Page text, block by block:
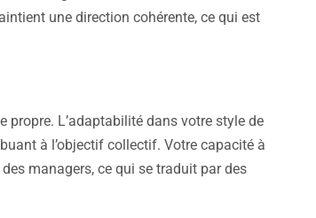
une direction cohérente, ce qui est
L’adaptabilité dans votre style de
à l’objectif collectif. Votre capacité à
managers, ce qui se traduit par des